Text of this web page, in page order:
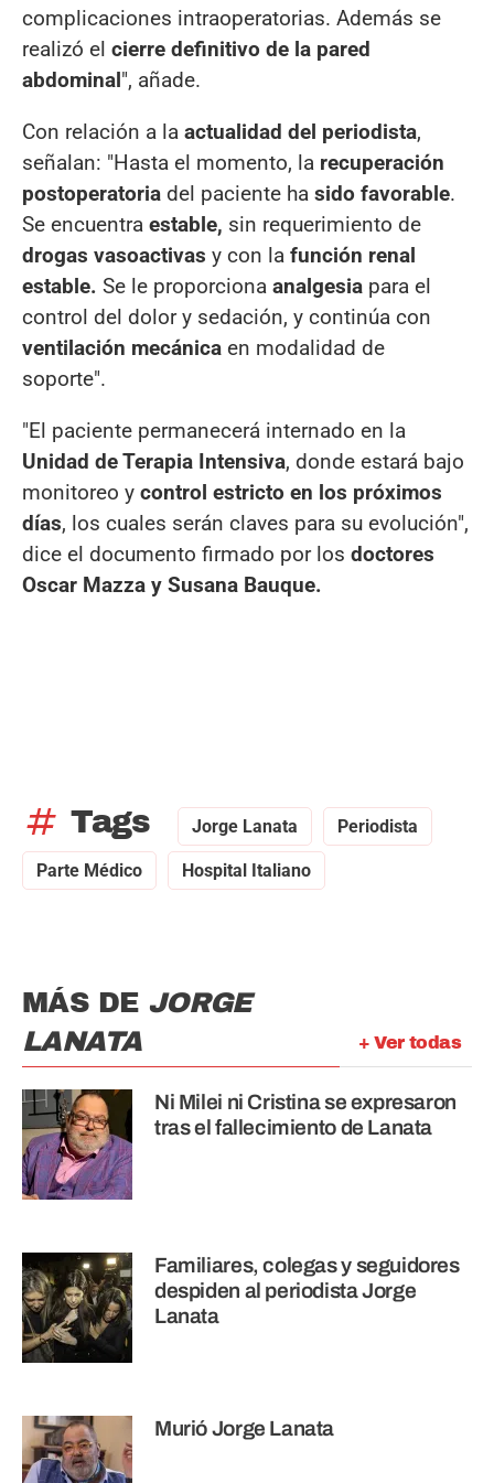
complicaciones intraoperatorias. Además se
realizó el cierre definitivo de la pared
abdominal", añade.
Con relación a la actualidad del periodista,
señalan: "Hasta el momento, la recuperación
postoperatoria del paciente ha sido favorable.
Se encuentra estable, sin requerimiento de
drogas vasoactivas y con la función renal
estable. Se le proporciona analgesia para el
control del dolor y sedación, y continúa con
ventilación mecánica en modalidad de
soporte".
"El paciente permanecerá internado en la
Unidad de Terapia Intensiva, donde estará bajo
monitoreo y control estricto en los próximos
días, los cuales serán claves para su evolución",
dice el documento firmado por los doctores
Oscar Mazza y Susana Bauque.
tag Tags Jorge Lanata Periodista
Parte Médico Hospital Italiano
+ Ver todas
MÁS DE JORGE
LANATA
Ni Milei ni Cristina se expresaron
tras el fallecimiento de Lanata
Familiares, colegas y seguidores
despiden al periodista Jorge
Lanata
Murió Jorge Lanata